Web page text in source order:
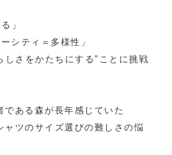
」
シティ＝多様性」
さをかたちにする”ことに挑戦
ある森が長年感じていた
ャツのサイズ選びの難しさの悩